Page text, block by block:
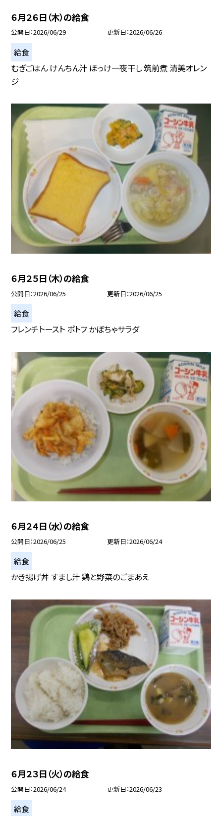
６月２６日（木）の給食
公開日 2026/06/29 更新日 2026/06/26
給食
むぎごはん けんちん汁 ほっけ一夜干し 筑前煮 清美オレン
ジ
６月２５日（木）の給食
公開日 2026/06/25 更新日 2026/06/25
給食
フレンチトースト ポトフ かぼちゃサラダ
６月２４日（水）の給食
公開日 2026/06/25 更新日 2026/06/24
給食
かき揚げ丼 すまし汁 鶏と野菜のごまあえ
６月２３日（火）の給食
公開日 2026/06/24 更新日 2026/06/23
給食